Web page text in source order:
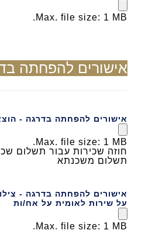
Max. file size: 1 MB.
אישורים להפחתה
אישורים להפחתה בדרגה -
Max. file size: 1 MB.
חוזה שכירות עבור תשלום
תשלום משכנתא
אישורים להפחתה בדרגה -
על שירות לאומית על אח/ות
Max. file size: 1 MB.